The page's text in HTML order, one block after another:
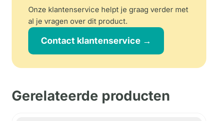
Onze klantenservice helpt je graag verder met
al je vragen over dit product.
Contact klantenservice →
Gerelateerde producten